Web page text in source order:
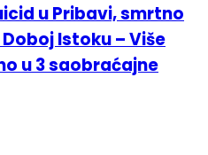
u Pribavi, smrtno
Istoku – Više
u 3 saobraćajne